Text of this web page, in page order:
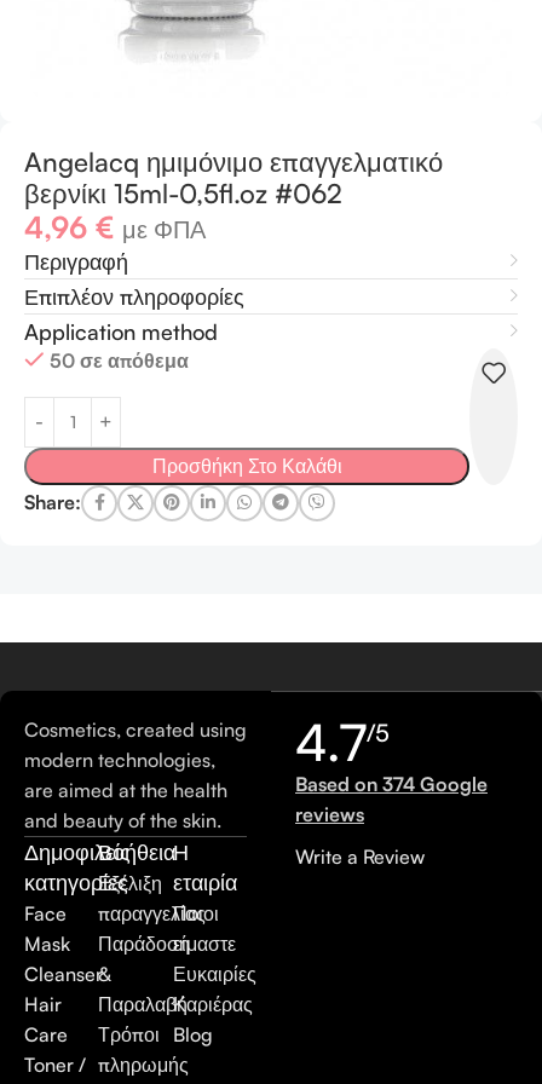
Angelacq ημιμόνιμο επαγγελματικό
βερνίκι 15ml-0,5fl.oz #062
4,96 € με ΦΠΑ
Περιγραφή
Επιπλέον πληροφορίες
Application method
50 σε απόθεμα
Προσθήκη Στο Καλάθι
Share:
Cosmetics, created using
modern technologies,
are aimed at the health
and beauty of the skin.
Δημοφιλείς
κατηγορίες
Face
Mask
Cleanser
Hair
Care
Toner /
Βοήθεια
Εξέλιξη
παραγγελίας
Παράδοση
&
Παραλαβή
Τρόποι
πληρωμής
Η
εταιρία
Ποιοι
είμαστε
Ευκαιρίες
Καριέρας
Blog
4.7/5
Based on 374 Google
reviews
Write a Review